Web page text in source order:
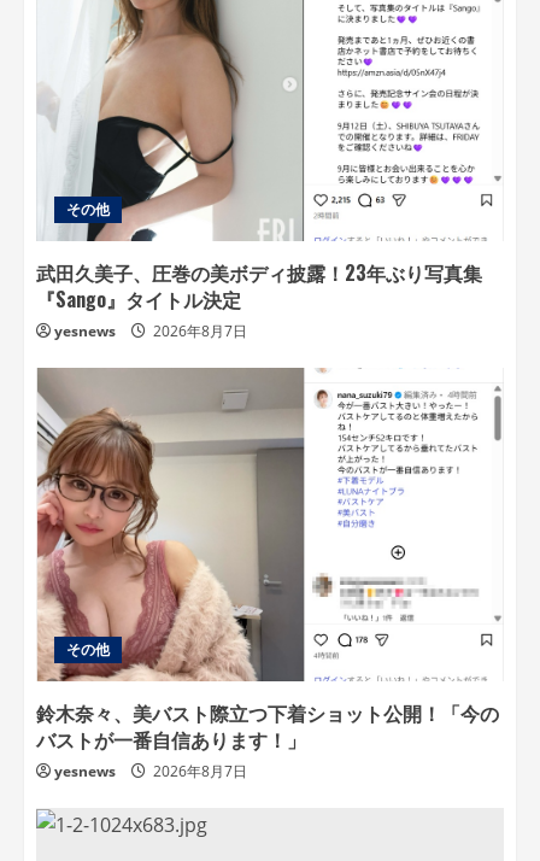
その他
武田久美子、圧巻の美ボディ披露！23年ぶり写真集
『Sango』タイトル決定
yesnews 2026年8月7日
その他
鈴木奈々、美バスト際立つ下着ショット公開！「今の
バストが一番自信あります！」
yesnews 2026年8月7日